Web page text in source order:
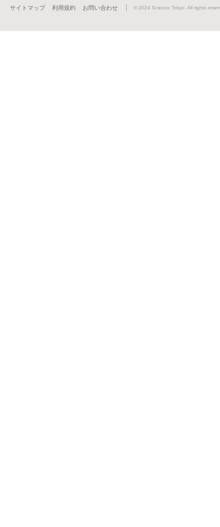
サイトマップ 利用規約 お問い合わせ © 2024 Science Tokyo. All rights